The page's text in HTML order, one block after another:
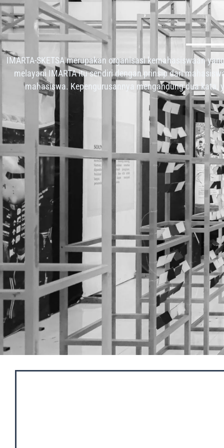
IMARTA-SKETSA merupakan organisasi kemahasiswaan
melayani IMARTA itu sendiri dengan prinsip dari
mahasiswa. Kepengurusannya mengandung dua kata,
Program Studi S1